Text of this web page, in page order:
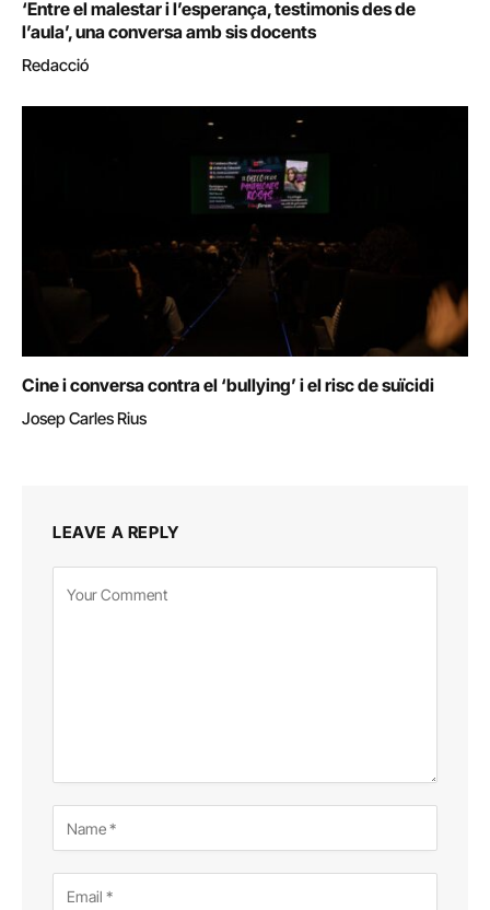
‘Entre el malestar i l’esperança, testimonis des de
l’aula’, una conversa amb sis docents
Redacció
Cine i conversa contra el ‘bullying’ i el risc de suïcidi
Josep Carles Rius
LEAVE A REPLY